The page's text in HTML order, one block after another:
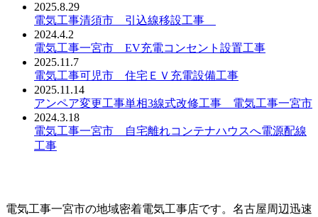
2025.8.29
電気工事清須市 引込線移設工事
2024.4.2
電気工事一宮市 EV充電コンセント設置工事
2025.11.7
電気工事可児市 住宅ＥＶ充電設備工事
2025.11.14
アンペア変更工事単相3線式改修工事 電気工事一宮市
2024.3.18
電気工事一宮市 自宅離れコンテナハウスへ電源配線
工事
電気工事一宮市の地域密着電気工事店です。名古屋周辺迅速